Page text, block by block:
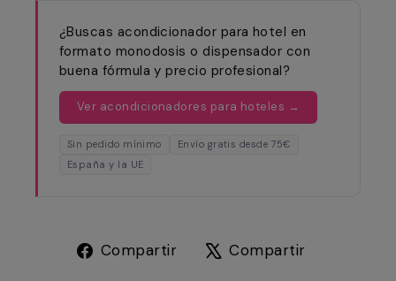
¿Buscas acondicionador para hotel en
formato monodosis o dispensador con
buena fórmula y precio profesional?
Ver acondicionadores para hoteles →
Sin pedido mínimo
Envío gratis desde 75€
España y la UE
Compartir
Compartir
Compartir